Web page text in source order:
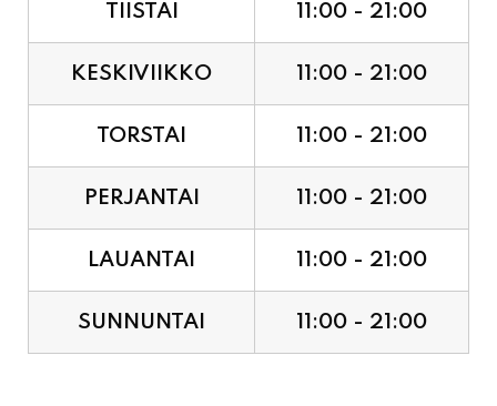
TIISTAI 11:00 - 21:00
KESKIVIIKKO 11:00 - 21:00
TORSTAI 11:00 - 21:00
PERJANTAI 11:00 - 21:00
LAUANTAI 11:00 - 21:00
SUNNUNTAI 11:00 - 21:00